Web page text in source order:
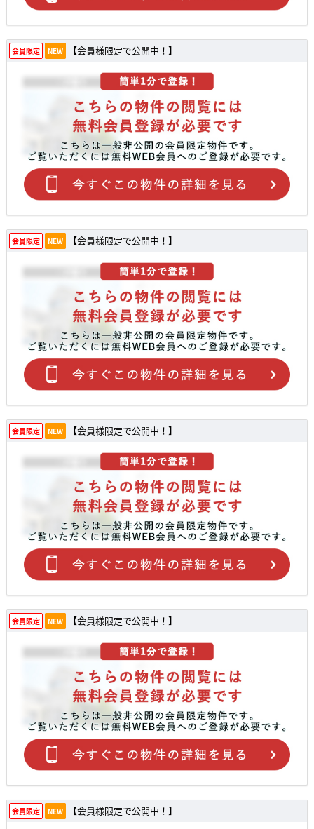
会員限定 NEW 【会員様限定で公開中！】
会員限定 NEW 【会員様限定で公開中！】
会員限定 NEW 【会員様限定で公開中！】
会員限定 NEW 【会員様限定で公開中！】
会員限定 NEW 【会員様限定で公開中！】